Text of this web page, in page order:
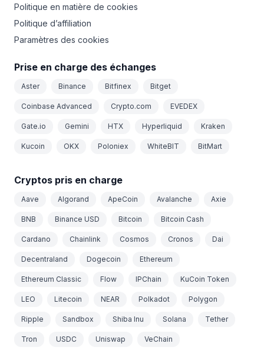
Politique en matière de cookies
Politique d’affiliation
Paramètres des cookies
Prise en charge des échanges
Aster Binance Bitfinex Bitget
Coinbase Advanced Crypto.com EVEDEX
Gate.io Gemini HTX Hyperliquid Kraken
Kucoin OKX Poloniex WhiteBIT BitMart
Cryptos pris en charge
Aave Algorand ApeCoin Avalanche Axie
BNB Binance USD Bitcoin Bitcoin Cash
Cardano Chainlink Cosmos Cronos Dai
Decentraland Dogecoin Ethereum
Ethereum Classic Flow IPChain KuCoin Token
LEO Litecoin NEAR Polkadot Polygon
Ripple Sandbox Shiba Inu Solana Tether
Tron USDC Uniswap VeChain